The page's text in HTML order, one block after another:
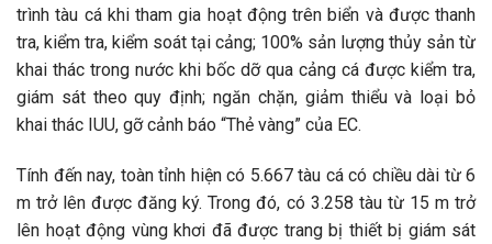
trình tàu cá khi tham gia hoạt động trên biển và được thanh
tra, kiểm tra, kiểm soát tại cảng; 100% sản lượng thủy sản từ
khai thác trong nước khi bốc dỡ qua cảng cá được kiểm tra,
giám sát theo quy định; ngăn chặn, giảm thiểu và loại bỏ
khai thác IUU, gỡ cảnh báo “Thẻ vàng” của EC.
Tính đến nay, toàn tỉnh hiện có 5.667 tàu cá có chiều dài từ 6
m trở lên được đăng ký. Trong đó, có 3.258 tàu từ 15 m trở
lên hoạt động vùng khơi đã được trang bị thiết bị giám sát